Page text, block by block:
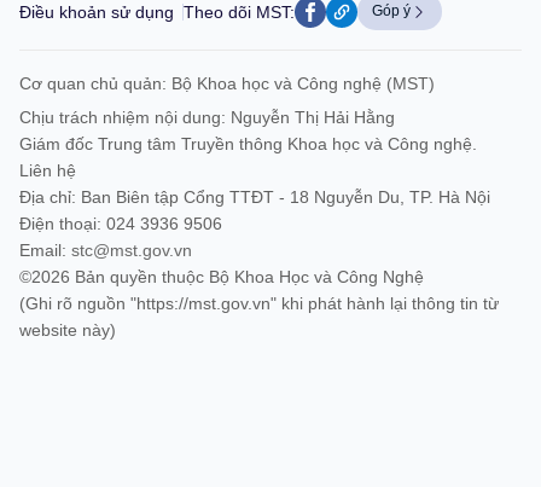
Điều khoản sử dụng Theo dõi MST: Góp ý
Cơ quan chủ quản: Bộ Khoa học và Công nghệ (MST)
Chịu trách nhiệm nội dung: Nguyễn Thị Hải Hằng
Giám đốc Trung tâm Truyền thông Khoa học và Công nghệ.
Liên hệ
Địa chỉ: Ban Biên tập Cổng TTĐT - 18 Nguyễn Du, TP. Hà Nội
Điện thoại: 024 3936 9506
Email: stc@mst.gov.vn
©2026 Bản quyền thuộc Bộ Khoa Học và Công Nghệ
(Ghi rõ nguồn "https://mst.gov.vn" khi phát hành lại thông tin từ
website này)